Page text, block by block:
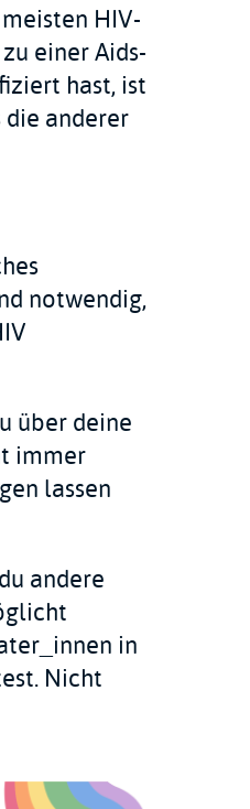
HIV-
einer Aids-
hast, ist
anderer
notwendig,
über deine
immer
lassen
andere
in
Nicht